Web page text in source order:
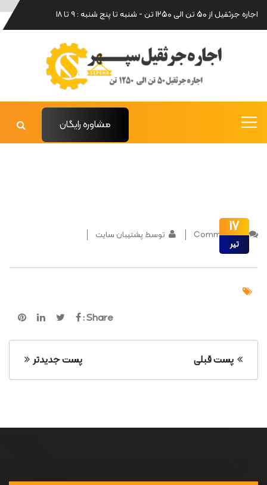
اجاره جرثقیل از 50 تن الی 1250 تن - شنبه تا پنج شنبه : 9 تا 18
مشاوره رایگان
17
تیر
0 Comments توسط پشتیبان سایت
Share :
پست قبلی پست جدیدتر